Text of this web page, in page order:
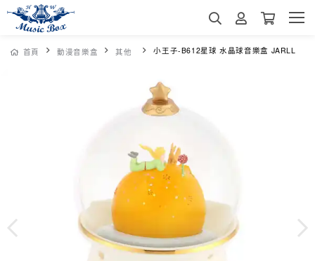
首頁 動漫音樂盒 其他 小王子-B612星球 水晶球音樂盒 JARLL